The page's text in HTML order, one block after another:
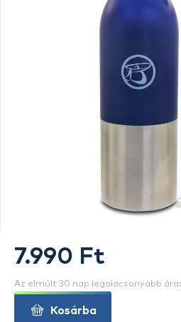
7.990 Ft
Az elmúlt 30 nap legalacsonyabb
Kosárba